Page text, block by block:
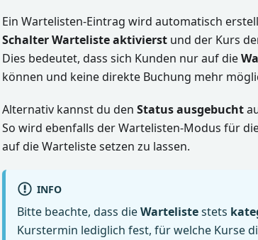
Ein Wartelisten-Eintrag wird automatisch
Schalter Warteliste aktivierst und der Kurs
Dies bedeutet, dass sich Kunden nur auf die
können und keine direkte Buchung mehr
Alternativ kannst du den Status ausgebucht
So wird ebenfalls der Wartelisten-Modus für
auf die Warteliste setzen zu lassen.
INFO
Bitte beachte, dass dieWartelistestets
Kurstermin lediglich fest, für welche Kurse